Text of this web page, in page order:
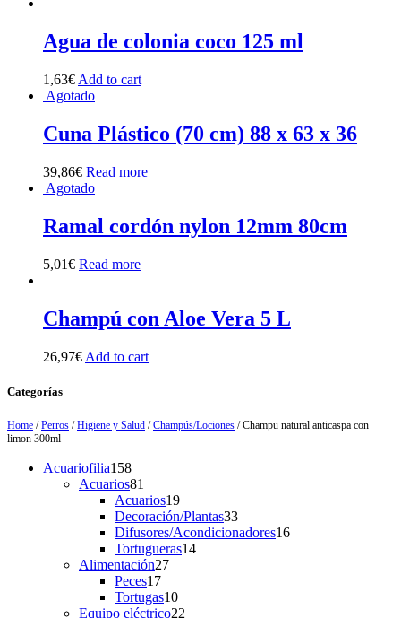
Agua de colonia coco 125 ml
1,63€ Add to cart
Agotado
Cuna Plástico (70 cm) 88 x 63 x 36
39,86€ Read more
Agotado
Ramal cordón nylon 12mm 80cm
5,01€ Read more
Champú con Aloe Vera 5 L
26,97€ Add to cart
Categorías
Home /Perros /Higiene y Salud /Champús/Lociones / Champu natural anticaspa con
limon 300ml
Acuariofilia158158
products
Acuarios81
products
Acuarios1919
products
Decoración/Plantas3333
products
Difusores/Acondicionadores1616
Tortugueras1414
Alimentación2727
Peces1717
products
Tortugas1010
products
Equipo eléctrico22